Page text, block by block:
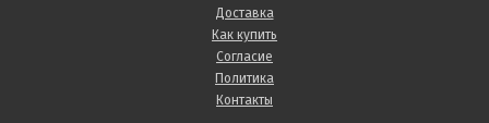
Доставка
Как купить
Согласие
Политика
Контакты